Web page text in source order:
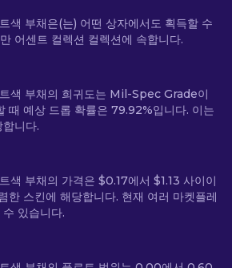
색 부채은(는) 어떤 상자에서도 획득할 수
어센트 컬렉션 컬렉션에 속합니다.
색 부채의 희귀도는 Mil-Spec Grade이
때 예상 드롭 확률은 79.92%입니다. 이는
니다.
색 부채의 가격은 $0.17에서 $1.13 사이이
한 스킨에 해당합니다. 현재 여러 마켓플레
있습니다.